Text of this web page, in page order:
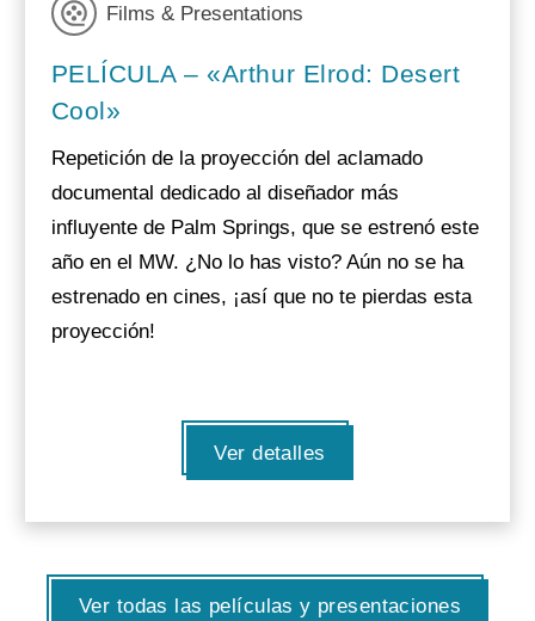
Films & Presentations
PELÍCULA – «Arthur Elrod: Desert
Cool»
Repetición de la proyección del aclamado
documental dedicado al diseñador más
influyente de Palm Springs, que se estrenó este
año en el MW. ¿No lo has visto? Aún no se ha
estrenado en cines, ¡así que no te pierdas esta
proyección!
Ver detalles
Ver todas las películas y presentaciones